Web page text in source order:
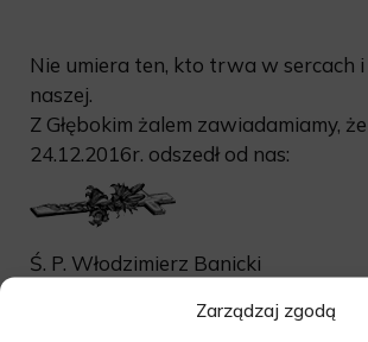
Zarządzaj zgodą
Nie umiera ten, kto trwa w sercach i
naszej.
Z Głębokim żalem zawiadamiamy,
24.12.2016r. odszedł od nas:
Ś. P. Włodzimierz Banicki
Msza żałobna odbędzie się dnia
godzinie13:00 w kaplicy cmentarnej